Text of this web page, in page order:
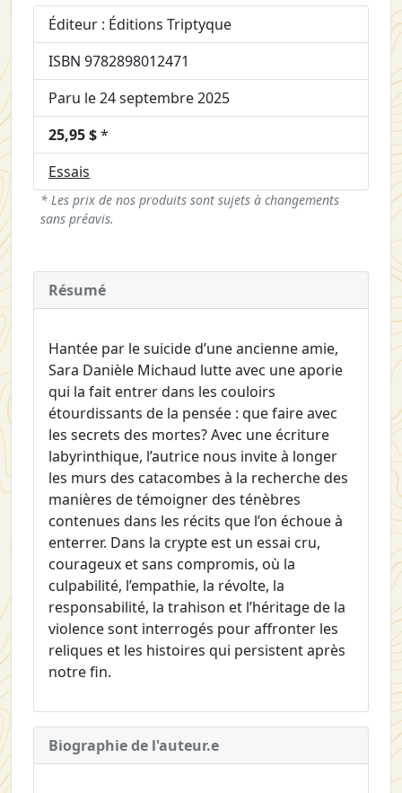
Éditeur : Éditions Triptyque
ISBN 9782898012471
Paru le 24 septembre 2025
25,95 $*
Essais
* Les prix de nos produits sont sujets à changements
sans préavis.
Résumé
Hantée par le suicide d’une ancienne amie,
Sara Danièle Michaud lutte avec une aporie
qui la fait entrer dans les couloirs
étourdissants de la pensée : que faire avec
les secrets des mortes? Avec une écriture
labyrinthique, l’autrice nous invite à longer
les murs des catacombes à la recherche des
manières de témoigner des ténèbres
contenues dans les récits que l’on échoue à
enterrer. Dans la crypte est un essai cru,
courageux et sans compromis, où la
culpabilité, l’empathie, la révolte, la
responsabilité, la trahison et l’héritage de la
violence sont interrogés pour affronter les
reliques et les histoires qui persistent après
notre fin.
Biographie de l'auteur.e